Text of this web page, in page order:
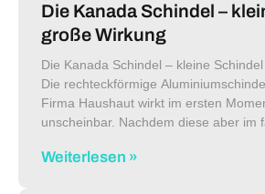
Die Kanada Schindel –
große Wirkung
Die Kanada Schindel – kleine
Die rechteckförmige
Firma Haushaut wirkt im ersten
unscheinbar. Nachdem diese aber im
Weiterlesen »